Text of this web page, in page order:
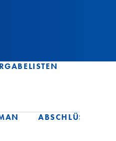
ABSCHLÜSSE